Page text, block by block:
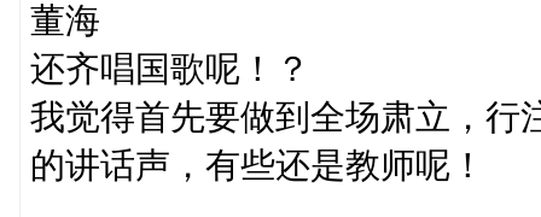
董海
还齐唱国歌呢！？
我觉得首先要做到全场肃立，行
的讲话声，有些还是教师呢！